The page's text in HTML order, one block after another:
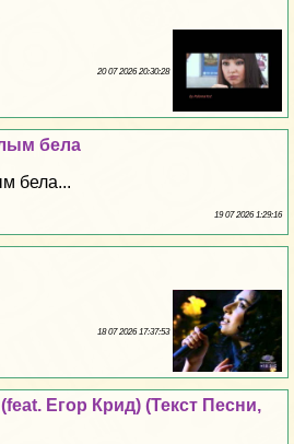
20 07 2026 20:30:28
бела
бела...
19 07 2026 1:29:16
18 07 2026 17:37:53
Егор Крид) (Текст Песни,